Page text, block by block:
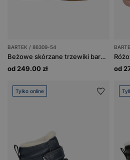
BARTEK / 86309-54
Beżowe skórzane trzewiki barefoot BARTEK 86309-54
od 249.00 zł
od
Tylko online